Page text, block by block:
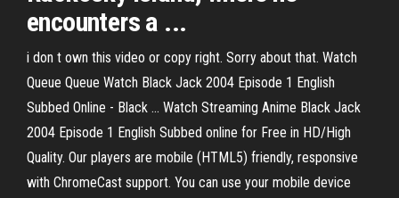
encounters a ...
i don t own this video or copy right. Sorry about that. Watch
Queue Queue Watch Black Jack 2004 Episode 1 English
Subbed Online - Black ... Watch Streaming Anime Black Jack
2004 Episode 1 English Subbed online for Free in HD/High
Quality. Our players are mobile (HTML5) friendly, responsive
with ChromeCast support. You can use your mobile device